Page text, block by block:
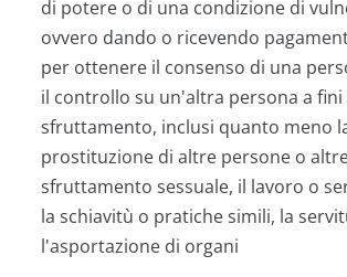
di potere o di una condizione di
ovvero dando o ricevendo
per ottenere il consenso di una
il controllo su un'altra persona a fini
sfruttamento, inclusi quanto meno
prostituzione di altre persone o
sfruttamento sessuale, il lavoro o
la schiavitù o pratiche simili, la
l'asportazione di organi